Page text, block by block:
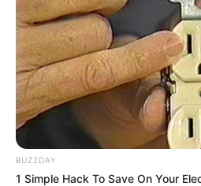
BUZZDAY
1 Simple Hack To Save On Your